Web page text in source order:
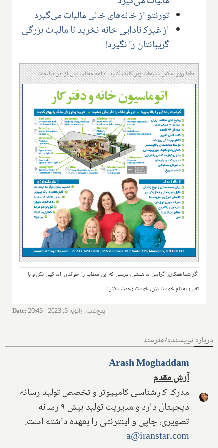
تورنتو از خانه‌های خالی مالیات می‌گیرد
از غیر‌کانادایی خانه نخرید تا مالیات بزرگی
گریبانتان را نگیرد!
لطفا روی عکس تبلیغات زیر کلیک کنید؛ ادامه مطلب پس از این تبلیغات
اگر شما همکاری گرامی ما هستی، مرسی که این مطلب را خواندی، اما کپی نکن و با
تغییر به نام خودت نزن، خودت زحمت بکش!
Date: پنج‌شنبه, ژانویه 5, 2023 - 20:45
درباره نویسنده/هنرمند
Arash Moghaddam
آرش مقدم
مدرک کارشناسی کامپیوتر و تخصص تولید رسانه
دیجیتال دارد و مدیریت تولید بیش ۹ رسانه
تصویری، چاپی و اینترنتی را بعهده داشته است.
a@iranstar.com